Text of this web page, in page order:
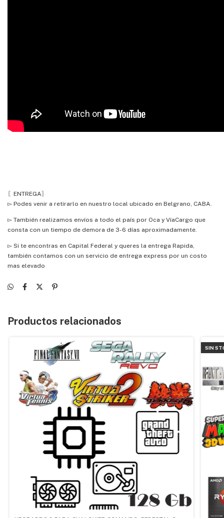
〖ENTREGA〗
▻ Podes venir a retirarlo en nuestro local ubicado en Belgrano, CABA.
▻ También realizamos envíos a todo el país por Oca y VíaCargo que
consta con un tiempo de demora de 3-6 días aproximadamente.
▻ Si te encontras en Capital Federal y queres la entrega Rapida,
también contamos con un servicio de entrega express por un costo
mas elevado
Productos relacionados
SIN